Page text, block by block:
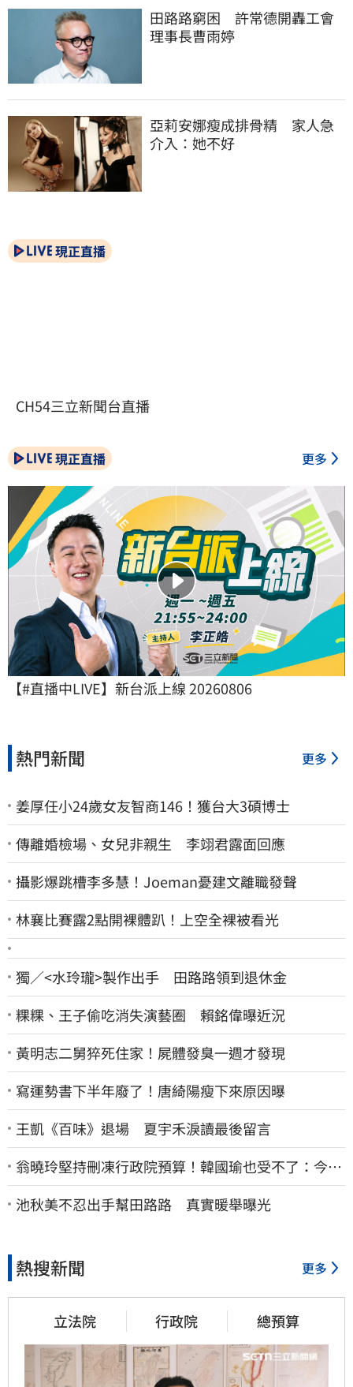
田路路窮困　許常德開轟工會
理事長曹雨婷
亞莉安娜瘦成排骨精　家人急
介入：她不好
現正直播
CH54三立新聞台直播
現正直播 更多
【#直播中LIVE】新台派上線 20260806
熱門新聞 更多
姜厚任小24歲女友智商146！獲台大3碩博士
傳離婚檢場、女兒非親生 李翊君露面回應
攝影爆跳槽李多慧！Joeman憂建文離職發聲
林襄比賽露2點開裸體趴！上空全裸被看光
獨／<水玲瓏>製作出手 田路路領到退休金
粿粿、王子偷吃消失演藝圈 賴銘偉曝近況
黃明志二舅猝死住家！屍體發臭一週才發現
寫運勢書下半年廢了！唐綺陽瘦下來原因曝
王凱《百味》退場 夏宇禾淚讀最後留言
翁曉玲堅持刪凍行政院預算！韓國瑜也受不了：今年
剩4個月你思考一下
池秋美不忍出手幫田路路 真實暖舉曝光
熱搜新聞 更多
立法院 行政院 總預算